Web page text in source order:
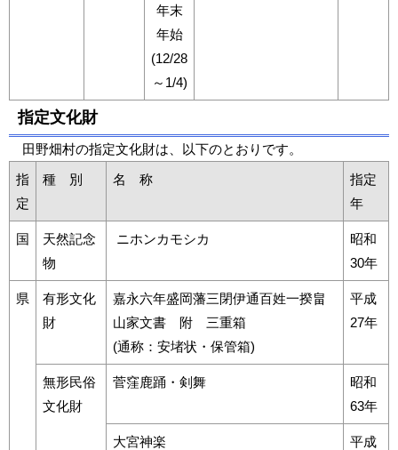
年末
年始
(12/28
～1/4)
指定文化財
田野畑村の指定文化財は、以下のとおりです。
指
定
種 別 名 称
指定
年
国
天然記念
物
ニホンカモシカ
昭和
30年
県
有形文化
財
嘉永六年盛岡藩三閉伊通百姓一揆畠
山家文書 附 三重箱
(通称：安堵状・保管箱)
平成
27年
無形民俗
文化財
菅窪鹿踊・剣舞
昭和
63年
大宮神楽
平成